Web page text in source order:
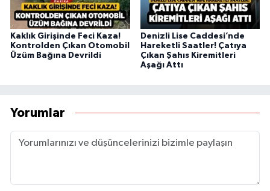
Kaklık Girişinde Feci Kaza!
Kontrolden Çıkan Otomobil
Üzüm Bağına Devrildi
Denizli Lise Caddesi’nde
Hareketli Saatler! Çatıya
Çıkan Şahıs Kiremitleri
Aşağı Attı
Yorumlar